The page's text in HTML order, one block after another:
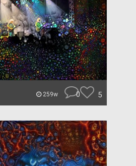
259w 0 5